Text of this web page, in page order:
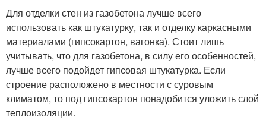
Для отделки стен из газобетона лучше всего
использовать как штукатурку, так и отделку каркасными
материалами (гипсокартон, вагонка). Стоит лишь
учитывать, что для газобетона, в силу его особенностей,
лучше всего подойдет гипсовая штукатурка. Если
строение расположено в местности с суровым
климатом, то под гипсокартон понадобится уложить слой
теплоизоляции.